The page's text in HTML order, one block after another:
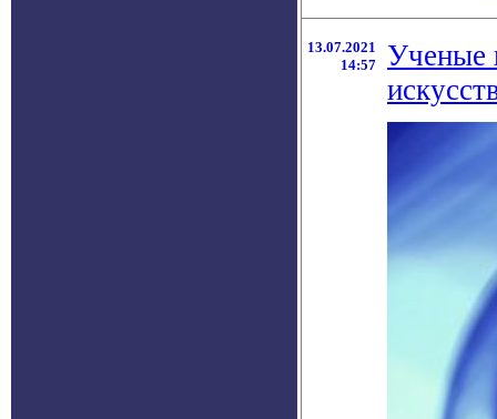
13.07.2021
14:57
Ученые